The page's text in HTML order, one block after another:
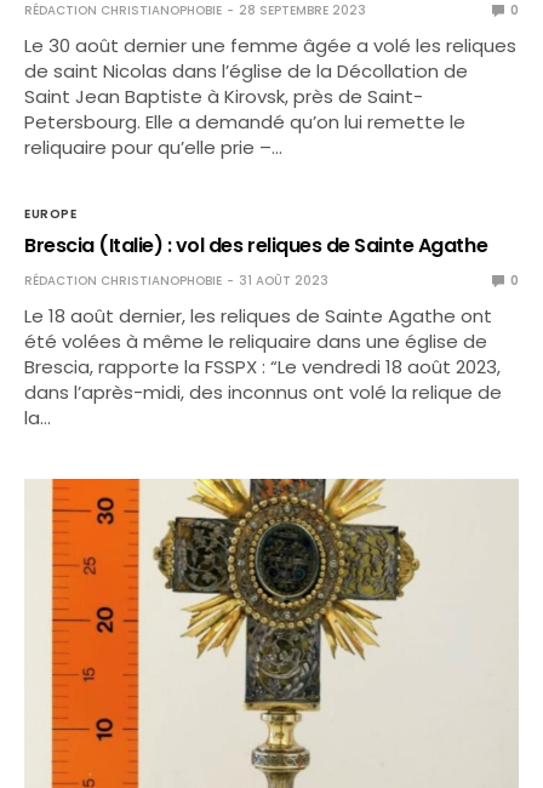
RÉDACTION CHRISTIANOPHOBIE 28 SEPTEMBRE 2023 0
Le 30 août dernier une femme âgée a volé les reliques
de saint Nicolas dans l’église de la Décollation de
Saint Jean Baptiste à Kirovsk, près de Saint-
Petersbourg. Elle a demandé qu’on lui remette le
reliquaire pour qu’elle prie –…
EUROPE
Brescia (Italie) : vol des reliques de Sainte Agathe
RÉDACTION CHRISTIANOPHOBIE 31 AOÛT 2023 0
Le 18 août dernier, les reliques de Sainte Agathe ont
été volées à même le reliquaire dans une église de
Brescia, rapporte la FSSPX : “Le vendredi 18 août 2023,
dans l’après-midi, des inconnus ont volé la relique de
la…